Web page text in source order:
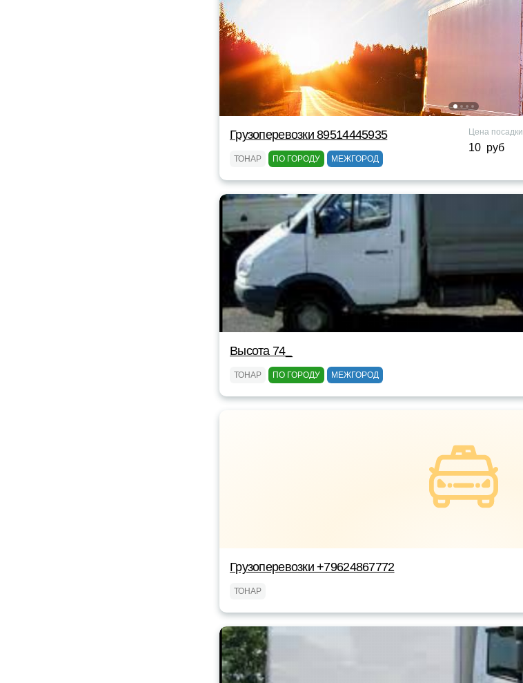
Грузоперевозки 89514445935
ТОНАР ПО ГОРОДУ МЕЖГОРОД
Цена посадки
10 руб
Высота 74_
ТОНАР ПО ГОРОДУ МЕЖГОРОД
Грузоперевозки +79624867772
ТОНАР